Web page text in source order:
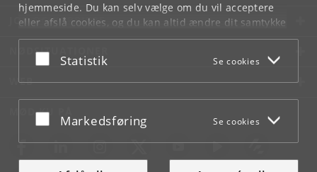
hjemmeside. Du kan selv vælge om du vil acceptere
eller afslå cookies, og du kan altid ændre dit samtykke
underCookie- og privatlivspolitiksom du finder i
bunden af hver side.
Acceptér eller afslå
Statistik Se cookies
Acceptér eller afslå
Markedsføring Se cookies
JOB OG KARRIERE
NØDSITUATIONER
WEB
MØD KU PÅ